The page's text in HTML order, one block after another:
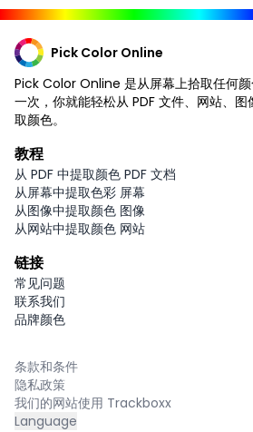
Pick Color Online
Pick Color Online 是从屏幕上拾取任何
一次，你就能轻松从 PDF 文件、网站、
取颜色。
教程
从 PDF 中提取颜色 PDF 文档
从屏幕中提取色彩 屏幕
从图像中提取颜色 图像
从网站中提取颜色 网站
链接
常见问题
联系我们
品牌颜色
条款和条件
隐私政策
我们的网站使用 Trackboxx
Language